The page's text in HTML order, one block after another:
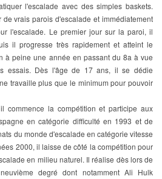
l'escalade avec des simples baskets.
vrais parois d'escalade et immédiatement
l'escalade. Le premier jour sur la paroi, il
il progresse très rapidement et atteint le
à peine une année en passant du 8a à vue
essais. Dès l'âge de 17 ans, il se dédie
travaille plus que le minimum pour pouvoir
commence la compétition et participe aux
en catégorie difficulté en 1993 et de
du monde d'escalade en catégorie vitesse
2000, il laisse de côté la compétition pour
en milieu naturel. Il réalise dès lors de
degré dont notamment Ali Hulk